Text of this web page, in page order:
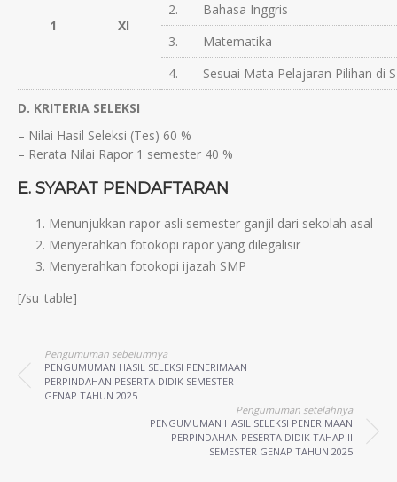
1 XI
2. Bahasa Inggris
3. Matematika
4. Sesuai Mata Pelajaran Pilihan di
D. KRITERIA SELEKSI
– Nilai Hasil Seleksi (Tes) 60 %
– Rerata Nilai Rapor 1 semester 40 %
E. SYARAT PENDAFTARAN
Menunjukkan rapor asli semester ganjil dari sekolah asal
Menyerahkan fotokopi rapor yang dilegalisir
Menyerahkan fotokopi ijazah SMP
[/su_table]
Pengumuman sebelumnya
PENGUMUMAN HASIL SELEKSI PENERIMAAN
PERPINDAHAN PESERTA DIDIK SEMESTER
GENAP TAHUN 2025
Pengumuman setelahnya
PENGUMUMAN HASIL SELEKSI PENERIMAAN
PERPINDAHAN PESERTA DIDIK TAHAP II
SEMESTER GENAP TAHUN 2025